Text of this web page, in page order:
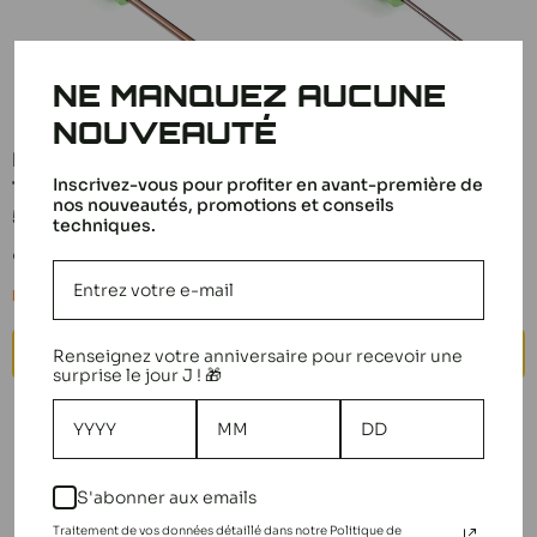
MedialPro XP Tools
Tournevis Cruciforme
5.8 MPT-05158
Prix
9,50 €
Plus que 1 en stock
AJOUTER AU PANIER
Tournevis Cruciforme
3.5 MPT-05135
Prix
9,50 €
AJOUTER AU PANIER
NE MANQUEZ AUCUNE
NOUVEAUTÉ
Inscrivez-vous pour profiter en avant-première de
nos nouveautés, promotions et conseils
techniques.
Renseignez votre anniversaire pour recevoir une
surprise le jour J ! 🎁
S'abonner aux emails
Traitement de vos données détaillé dans notre Politique de